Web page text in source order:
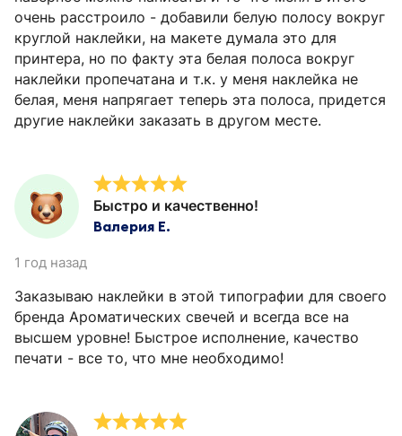
очень расстроило - добавили белую полосу вокруг
круглой наклейки, на макете думала это для
принтера, но по факту эта белая полоса вокруг
наклейки пропечатана и т.к. у меня наклейка не
белая, меня напрягает теперь эта полоса, придется
другие наклейки заказать в другом месте.
Быстро и качественно!
Валерия Е.
1 год назад
Заказываю наклейки в этой типографии для своего
бренда Ароматических свечей и всегда все на
высшем уровне! Быстрое исполнение, качество
печати - все то, что мне необходимо!